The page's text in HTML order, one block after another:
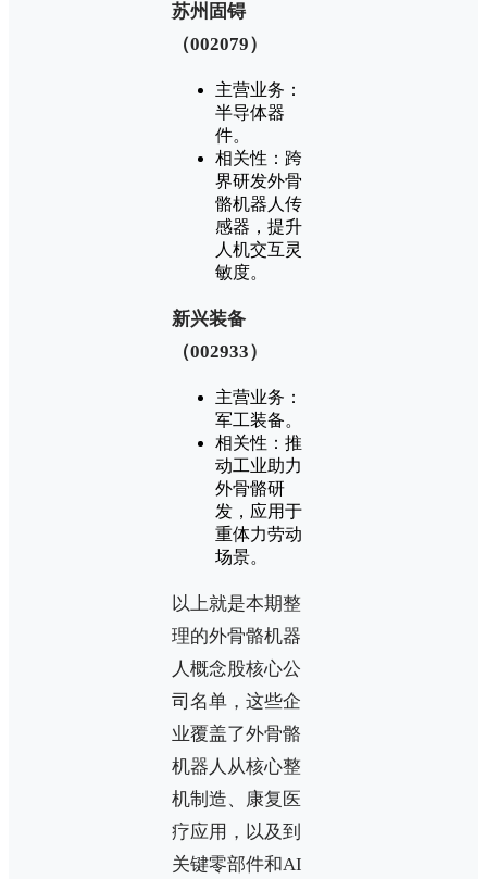
‌苏州固锝
（002079）‌
‌主营业务‌：
半导体器
件‌。
‌相关性‌：跨
界研发外骨
骼机器人传
感器，提升
人机交互灵
敏度‌。
‌新兴装备
（002933）‌
‌主营业务‌：
军工装备‌。
‌相关性‌：推
动工业助力
外骨骼研
发，应用于
重体力劳动
场景‌。
以上就是本期整
理的外骨骼机器
人概念股核心公
司名单，这些企
业覆盖了外骨骼
机器人从核心整
机制造、康复医
疗应用，以及到
关键零部件和AI